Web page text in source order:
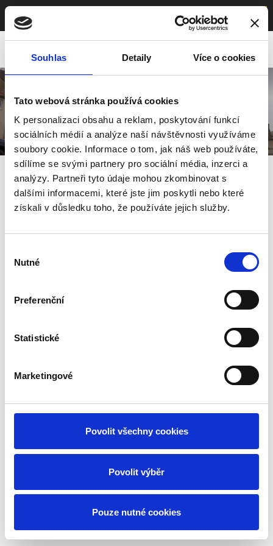
Souhlas Detaily Více o cookies
Tato webová stránka používá cookies
K personalizaci obsahu a reklam, poskytování funkcí
sociálních médií a analýze naší návštěvnosti využíváme
soubory cookie. Informace o tom, jak náš web používáte,
sdílíme se svými partnery pro sociální média, inzerci a
analýzy. Partneři tyto údaje mohou zkombinovat s
dalšími informacemi, které jste jim poskytli nebo které
získali v důsledku toho, že používáte jejich služby.
souhlasu
Nutné
Preferenční
Statistické
Marketingové
Povolit všechny cookies
Povolit výběr
Pouze nutné cookies
≡
Penny Mělník